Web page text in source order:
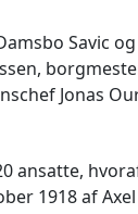
Savic
Jonas
ansatte,
1918 af